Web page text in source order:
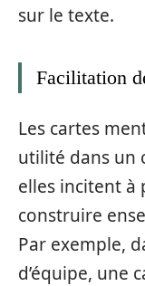
sur le texte.
Facilitation
Les cartes
utilité dans un
elles incitent à
construire
Par exemple,
d’équipe, une